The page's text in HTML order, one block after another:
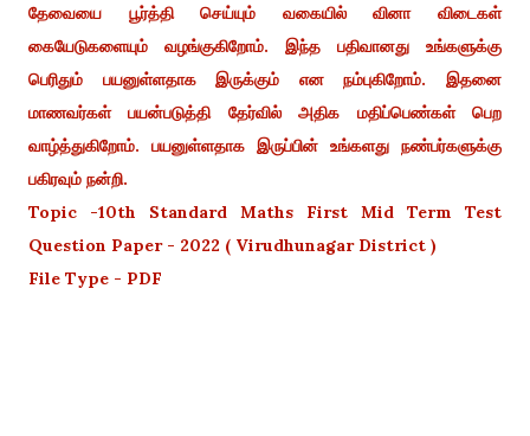
தேவையை பூர்த்தி செய்யும் வகையில் வினா விடைகள்
கையேடுகளையும் வழங்குகிறோம். இந்த பதிவானது உங்களுக்கு
பெரிதும் பயனுள்ளதாக இருக்கும் என நம்புகிறோம். இதனை
மாணவர்கள் பயன்படுத்தி தேர்வில் அதிக மதிப்பெண்கள் பெற
வாழ்த்துகிறோம். பயனுள்ளதாக இருப்பின் உங்களது நண்பர்களுக்கு
பகிரவும் நன்றி.
Topic -10th Standard Maths First Mid Term Test
Question Paper - 2022 ( Virudhunagar District )
File Type - PDF